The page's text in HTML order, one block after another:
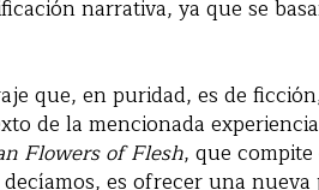
narrativa, ya que se
que, en puridad, es de
de la mencionada
Flowers of Flesh, que
es ofrecer una